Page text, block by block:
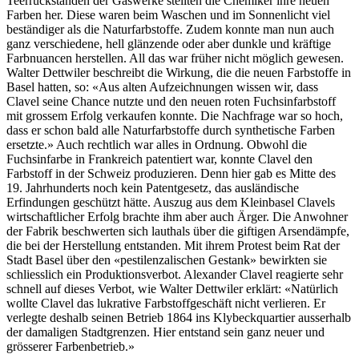
Farben her. Diese waren beim Waschen und im Sonnenlicht viel
beständiger als die Naturfarbstoffe. Zudem konnte man nun auch
ganz verschiedene, hell glänzende oder aber dunkle und kräftige
Farbnuancen herstellen. All das war früher nicht möglich gewesen.
Walter Dettwiler beschreibt die Wirkung, die die neuen Farbstoffe in
Basel hatten, so: «Aus alten Aufzeichnungen wissen wir, dass
Clavel seine Chance nutzte und den neuen roten Fuchsinfarbstoff
mit grossem Erfolg verkaufen konnte. Die Nachfrage war so hoch,
dass er schon bald alle Naturfarbstoffe durch synthetische Farben
ersetzte.» Auch rechtlich war alles in Ordnung. Obwohl die
Fuchsinfarbe in Frankreich patentiert war, konnte Clavel den
Farbstoff in der Schweiz produzieren. Denn hier gab es Mitte des
19. Jahrhunderts noch kein Patentgesetz, das ausländische
Erfindungen geschützt hätte. Auszug aus dem Kleinbasel Clavels
wirtschaftlicher Erfolg brachte ihm aber auch Ärger. Die Anwohner
der Fabrik beschwerten sich lauthals über die giftigen Arsendämpfe,
die bei der Herstellung entstanden. Mit ihrem Protest beim Rat der
Stadt Basel über den «pestilenzalischen Gestank» bewirkten sie
schliesslich ein Produktionsverbot. Alexander Clavel reagierte sehr
schnell auf dieses Verbot, wie Walter Dettwiler erklärt: «Natürlich
wollte Clavel das lukrative Farbstoffgeschäft nicht verlieren. Er
verlegte deshalb seinen Betrieb 1864 ins Klybeckquartier ausserhalb
der damaligen Stadtgrenzen. Hier entstand sein ganz neuer und
grösserer Farbenbetrieb.»